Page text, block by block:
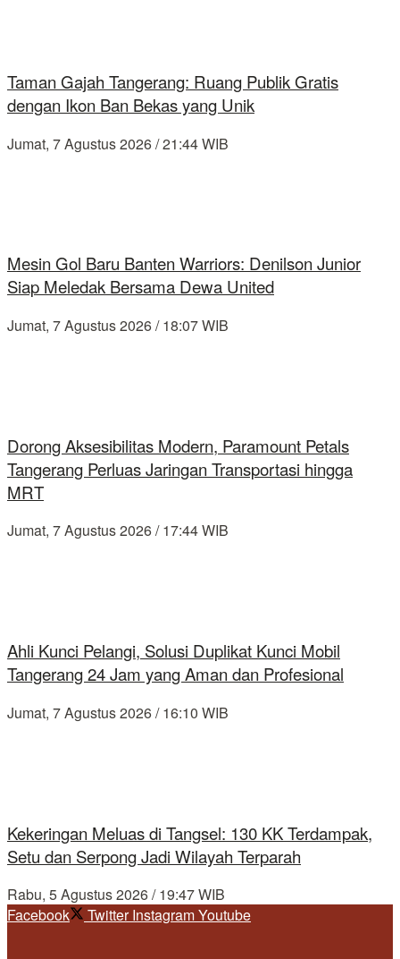
Taman Gajah Tangerang: Ruang Publik Gratis
dengan Ikon Ban Bekas yang Unik
Jumat, 7 Agustus 2026 / 21:44 WIB
Mesin Gol Baru Banten Warriors: Denilson Junior
Siap Meledak Bersama Dewa United
Jumat, 7 Agustus 2026 / 18:07 WIB
Dorong Aksesibilitas Modern, Paramount Petals
Tangerang Perluas Jaringan Transportasi hingga
MRT
Jumat, 7 Agustus 2026 / 17:44 WIB
Ahli Kunci Pelangi, Solusi Duplikat Kunci Mobil
Tangerang 24 Jam yang Aman dan Profesional
Jumat, 7 Agustus 2026 / 16:10 WIB
Kekeringan Meluas di Tangsel: 130 KK Terdampak,
Setu dan Serpong Jadi Wilayah Terparah
Rabu, 5 Agustus 2026 / 19:47 WIB
Facebook
Twitter InstagramYoutube